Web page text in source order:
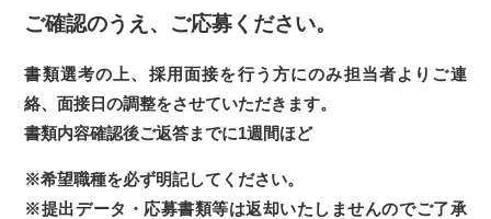
ご確認のうえ、ご応募ください。
書類選考の上、採用面接を行う方にのみ担当者よりご連
絡、面接日の調整をさせていただきます。
書類内容確認後ご返答までに1週間ほど
※希望職種を必ず明記してください。
※提出データ・応募書類等は返却いたしませんのでご了承